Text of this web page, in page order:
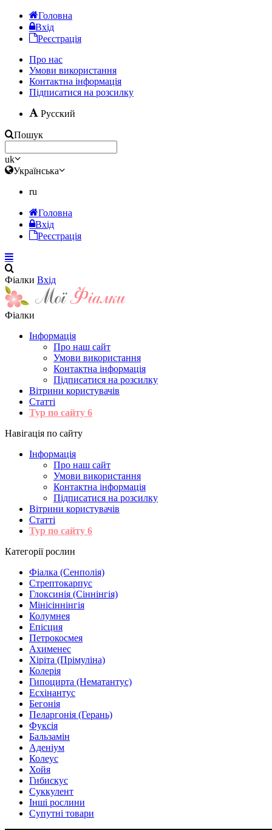
Головна
Вхід
Реєстрація
Про нас
Умови використання
Контактна інформація
Підписатися на розсилку
Русский
Пошук
uk
Українська
ru
Головна
Вхід
Реєстрація
Фіалки Вхід
Фіалки
Інформація
Про наш сайт
Умови використання
Контактна інформація
Підписатися на розсилку
Вітрини користувачів
Статті
Тур по сайту 6
Навігація по сайту
Інформація
Про наш сайт
Умови використання
Контактна інформація
Підписатися на розсилку
Вітрини користувачів
Статті
Тур по сайту 6
Категорії рослин
Фіалка (Сенполія)
Стрептокарпус
Глоксинія (Сіннінгія)
Мінісіннінгія
Колумнея
Епісция
Петрокосмея
Ахименес
Хіріта (Прімуліна)
Колерія
Гипоцирта (Нематантус)
Есхінантус
Бегонія
Пеларгонія (Герань)
Фуксія
Бальзамін
Аденіум
Колеус
Хойя
Гибискус
Суккулент
Інші рослини
Супутні товари